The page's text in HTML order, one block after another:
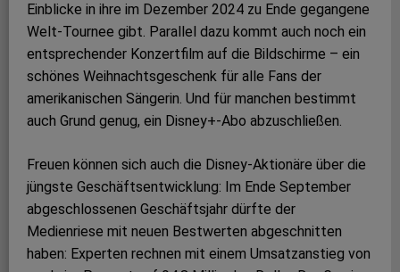
Einblicke in ihre im Dezember 2024 zu Ende gegangene
Welt-Tournee gibt. Parallel dazu kommt auch noch ein
entsprechender Konzertfilm auf die Bildschirme – ein
schönes Weihnachtsgeschenk für alle Fans der
amerikanischen Sängerin. Und für manchen bestimmt
auch Grund genug, ein Disney+-Abo abzuschließen.
Freuen können sich auch die Disney-Aktionäre über die
jüngste Geschäftsentwicklung: Im Ende September
abgeschlossenen Geschäftsjahr dürfte der
Medienriese mit neuen Bestwerten abgeschnitten
haben: Experten rechnen mit einem Umsatzanstieg von